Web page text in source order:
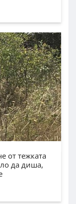
от тежката
да диша,